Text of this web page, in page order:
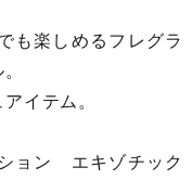
も楽しめるフレグラ
イテム。
ョン エキゾチック